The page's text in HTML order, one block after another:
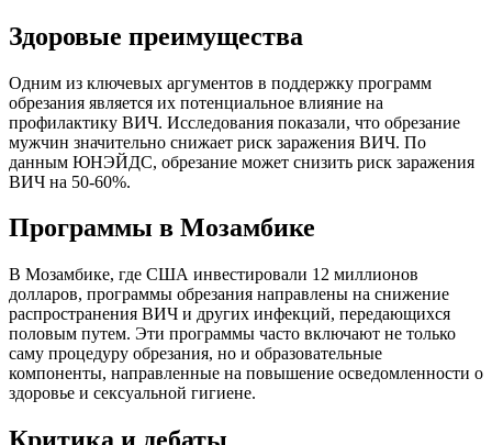
Здоровые преимущества
Одним из ключевых аргументов в поддержку программ
обрезания является их потенциальное влияние на
профилактику ВИЧ. Исследования показали, что обрезание
мужчин значительно снижает риск заражения ВИЧ. По
данным ЮНЭЙДС, обрезание может снизить риск заражения
ВИЧ на 50-60%.
Программы в Мозамбике
В Мозамбике, где США инвестировали 12 миллионов
долларов, программы обрезания направлены на снижение
распространения ВИЧ и других инфекций, передающихся
половым путем. Эти программы часто включают не только
саму процедуру обрезания, но и образовательные
компоненты, направленные на повышение осведомленности о
здоровье и сексуальной гигиене.